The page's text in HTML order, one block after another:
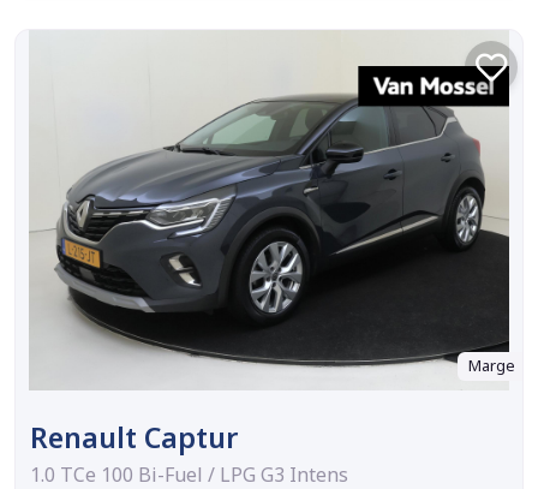
Marge
Renault Captur
1.0 TCe 100 Bi-Fuel / LPG G3 Intens